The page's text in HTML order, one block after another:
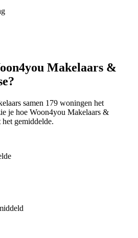
Makelaars &
samen 179 woningen het
je hoe Woon4you Makelaars &
gemiddelde.